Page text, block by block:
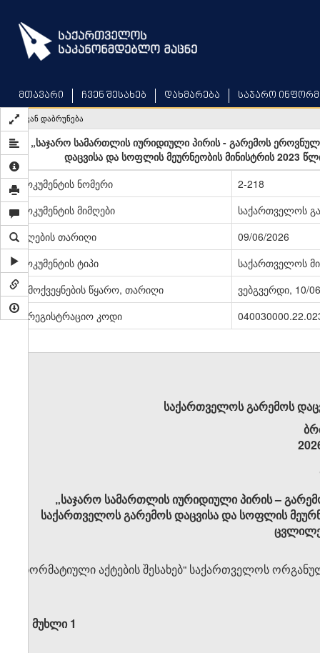
main
content
მთავარი ჩვენ შესახებ დახმარება საჯარო
უკან დაბრუნება
„საჯარო სამართლის იურიდიული პირის - გარემოს
დაცვისა და სოფლის მეურნეობის მინისტრის 2023
დოკუმენტის ნომერი
2-218
დოკუმენტის მიმღები
საქართველოს
მიღების თარიღი
09/06/2026
დოკუმენტის ტიპი
საქართველოს
გამოქვეყნების წყარო, თარიღი
ვებგვერდი, 10/
სარეგისტრაციო კოდი
საქართველოს გარემოს
„საჯარო სამართლის იურიდიული პირის –
საქართველოს გარემოს დაცვისა და სოფლის
,,ნორმატიული აქტების შესახებ“ საქართველოს
მუხლი 1